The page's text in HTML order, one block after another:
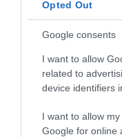
Opted Out
Google consents
I want to allow
related to
device identifiers
I want to allow
Google for online